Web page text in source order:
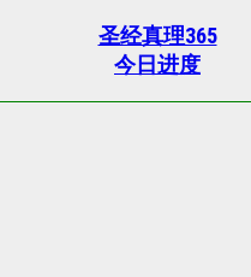
圣经真理365
今日进度